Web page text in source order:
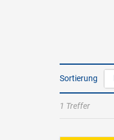
Sortierung
1 Treffer